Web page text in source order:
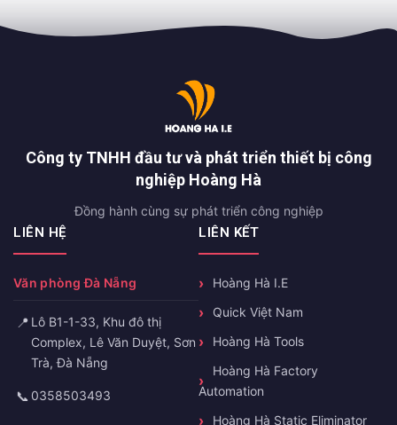
Công ty TNHH đầu tư và phát triển thiết bị công
nghiệp Hoàng Hà
Đồng hành cùng sự phát triển công nghiệp
LIÊN HỆ
Văn phòng Đà Nẵng
📍 Lô B1-1-33, Khu đô thị
Complex, Lê Văn Duyệt, Sơn
Trà, Đà Nẵng
📞 0358503493
LIÊN KẾT
Hoàng Hà I.E
Quick Việt Nam
Hoàng Hà Tools
Hoàng Hà Factory
Automation
Hoàng Hà Static Eliminator